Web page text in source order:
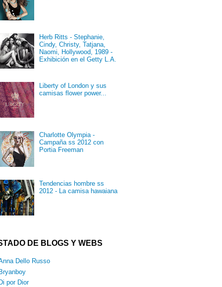
Herb Ritts - Stephanie,
Cindy, Christy, Tatjana,
Naomi, Hollywood, 1989 -
Exhibición en el Getty L.A.
Liberty of London y sus
camisas flower power...
Charlotte Olympia -
Campaña ss 2012 con
Portia Freeman
Tendencias hombre ss
2012 - La camisa hawaiana
DE BLOGS Y WEBS
Dello Russo
por Dior